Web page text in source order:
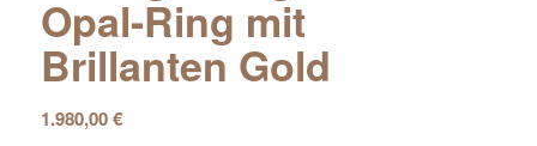
Opal-Ring mit
Brillanten Gold
1.980,00€